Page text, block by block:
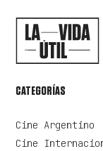
CATEGORÍAS
Cine Argentino
Cine